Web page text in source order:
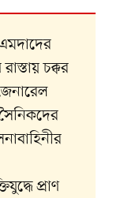
চক্কর
প্রাণ